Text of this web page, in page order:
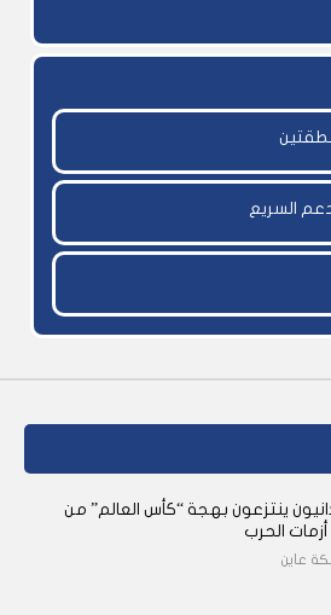
السريع
ينتزعون بهجة “كأس العالم” من
الحرب
عاين